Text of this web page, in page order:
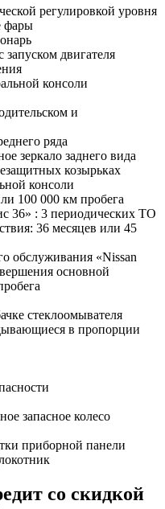
регулировкой уровня
фары
двигателя
консоли
и
ряда
зеркало заднего вида
козырьках
консоли
100 000 км пробега
36» : 3 периодических ТО
36 месяцев или 45
обслуживания «Nissan
основной
стеклоомывателя
в пропорции
запасное колесо
приборной панели
со скидкой